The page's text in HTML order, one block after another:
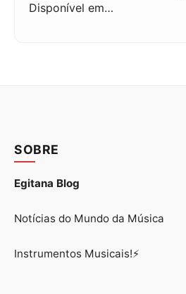
Disponível em…
SOBRE
Egitana Blog
Notícias do Mundo da Música
Instrumentos Musicais!⚡